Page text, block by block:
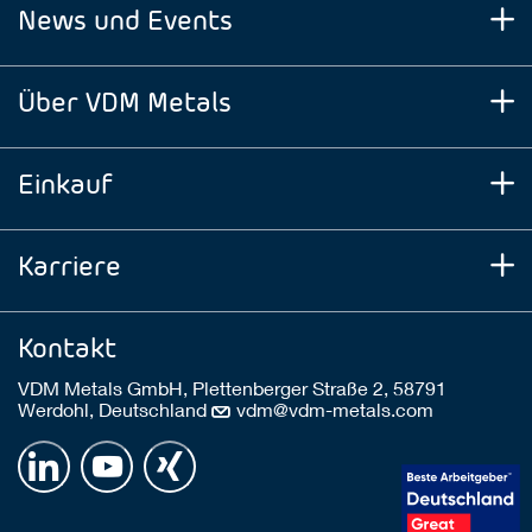
News und Events
Über VDM Metals
Einkauf
Karriere
Kontakt
VDM Metals GmbH, Plettenberger Straße 2, 58791
Werdohl, Deutschland
vdm@vdm-metals.com